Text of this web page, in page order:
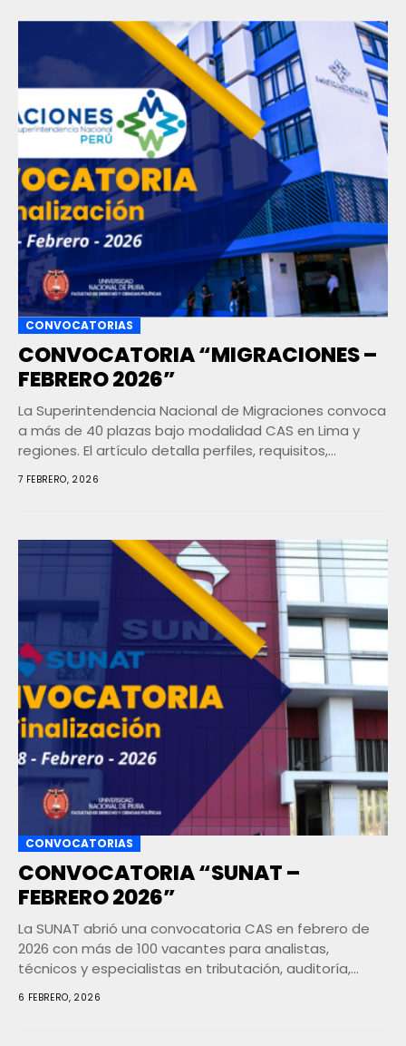
CONVOCATORIAS
CONVOCATORIA “MIGRACIONES –
FEBRERO 2026”
La Superintendencia Nacional de Migraciones convoca
a más de 40 plazas bajo modalidad CAS en Lima y
regiones. El artículo detalla perfiles, requisitos,...
7 FEBRERO, 2026
CONVOCATORIAS
CONVOCATORIA “SUNAT –
FEBRERO 2026”
La SUNAT abrió una convocatoria CAS en febrero de
2026 con más de 100 vacantes para analistas,
técnicos y especialistas en tributación, auditoría,...
6 FEBRERO, 2026